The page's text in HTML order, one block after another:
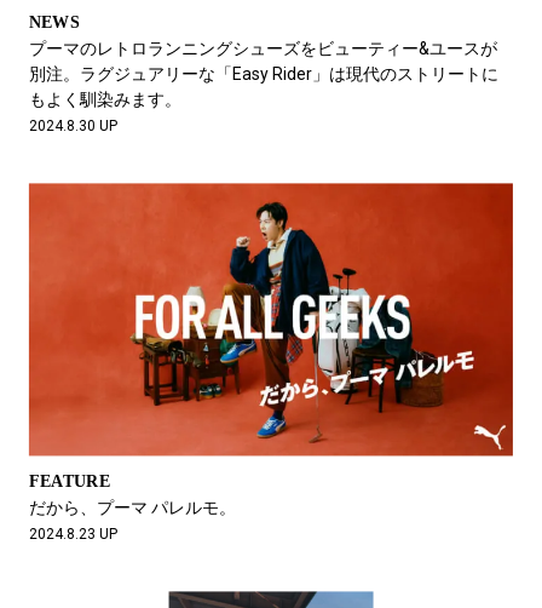
NEWS
プーマのレトロランニングシューズをビューティー&ユースが
別注。ラグジュアリーな「Easy Rider」は現代のストリートに
もよく馴染みます。
2024.8.30 UP
FEATURE
だから、プーマ パレルモ。
2024.8.23 UP